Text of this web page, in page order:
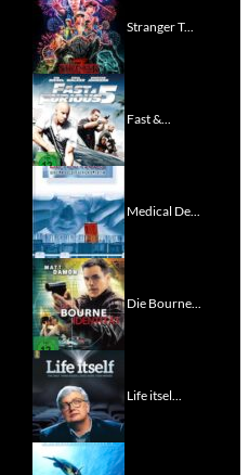
Stranger T...
Fast &...
Medical De...
Die Bourne...
Life itsel...